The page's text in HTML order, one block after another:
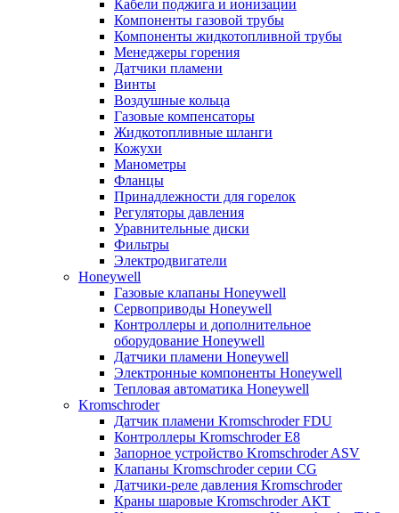
Кабели поджига и ионизации
Компоненты газовой трубы
Компоненты жидкотопливной трубы
Менеджеры горения
Датчики пламени
Винты
Воздушные кольца
Газовые компенсаторы
Жидкотопливные шланги
Кожухи
Манометры
Фланцы
Принадлежности для горелок
Регуляторы давления
Уравнительные диски
Фильтры
Электродвигатели
Honeywell
Газовые клапаны Honeywell
Сервоприводы Honeywell
Контроллеры и дополнительное
оборудование Honeywell
Датчики пламени Honeywell
Электронные компоненты Honeywell
Тепловая автоматика Honeywell
Kromschroder
Датчик пламени Kromschroder FDU
Контроллеры Kromschroder E8
Запорное устройство Kromschroder ASV
Клапаны Kromschroder серии CG
Датчики-реле давления Kromschroder
Краны шаровые Kromschroder АКТ